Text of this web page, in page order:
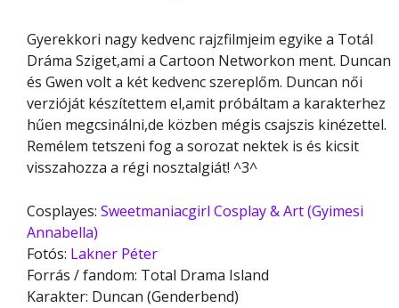
Gyerekkori nagy kedvenc rajzfilmjeim egyike a Totál
Dráma Sziget,ami a Cartoon Networkon ment. Duncan
és Gwen volt a két kedvenc szereplőm. Duncan női
verzióját készítettem el,amit próbáltam a karakterhez
hűen megcsinálni,de közben mégis csajszis kinézettel.
Remélem tetszeni fog a sorozat nektek is és kicsit
visszahozza a régi nosztalgiát! ^3^
Cosplayes: Sweetmaniacgirl Cosplay & Art (Gyimesi
Annabella)
Fotós: Lakner Péter
Forrás / fandom: Total Drama Island
Karakter: Duncan (Genderbend)